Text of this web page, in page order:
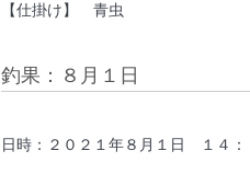
【仕掛け】 青虫
釣果：８月１日
日時：２０２１年８月１日 １４：